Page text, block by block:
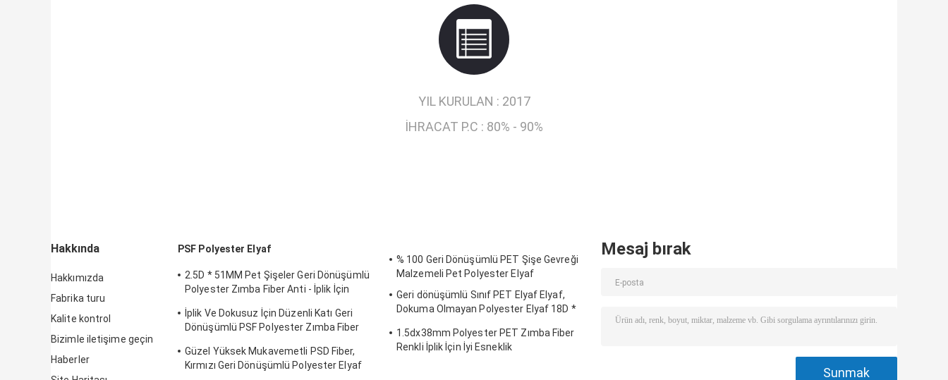
YIL KURULAN : 2017
İHRACAT P.C : 80% - 90%
Hakkında
Hakkımızda
Fabrika turu
Kalite kontrol
Bizimle iletişime geçin
Haberler
PSF Polyester Elyaf
2.5D * 51MM Pet Şişeler Geri Dönüşümlü
Polyester Zımba Fiber Anti - İplik İçin
İplik Ve Dokusuz İçin Düzenli Katı Geri
Dönüşümlü PSF Polyester Zımba Fiber
Güzel Yüksek Mukavemetli PSD Fiber,
Kırmızı Geri Dönüşümlü Polyester Elyaf
% 100 Geri Dönüşümlü PET Şişe Gevreği
Malzemeli Pet Polyester Elyaf
Geri dönüşümlü Sınıf PET Elyaf Elyaf,
Dokuma Olmayan Polyester Elyaf 18D *
1.5dx38mm Polyester PET Zımba Fiber
Renkli İplik İçin İyi Esneklik
Mesaj bırak